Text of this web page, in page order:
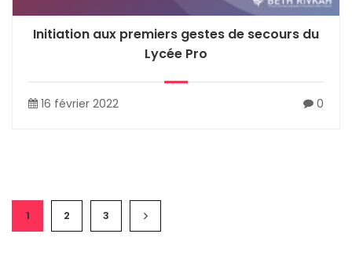
Initiation aux premiers gestes de secours du
Lycée Pro
16 février 2022 0
1 2 3